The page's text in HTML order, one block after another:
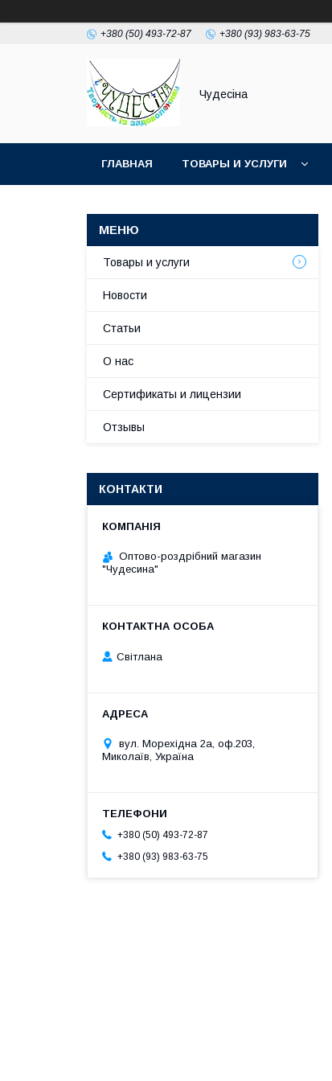
+380 (50) 493-72-87 +380 (93) 983-63-75
Чудесіна
ГЛАВНАЯ ТОВАРЫ И УСЛУГИ
Товары и услуги
Новости
Статьи
О нас
Сертификаты и лицензии
Отзывы
КОНТАКТИ
Оптово-роздрібний магазин
"Чудесина"
Світлана
вул. Морехідна 2а, оф.203,
Миколаїв, Україна
+380 (50) 493-72-87
+380 (93) 983-63-75